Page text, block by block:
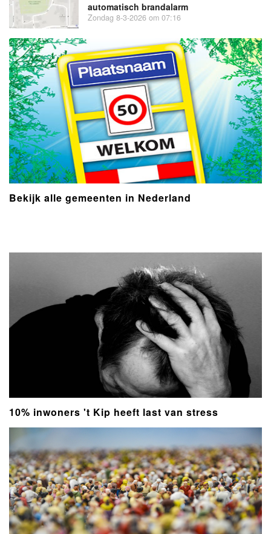
automatisch brandalarm
Zondag 8-3-2026 om 07:16
Bekijk alle gemeenten in Nederland
10% inwoners 't Kip heeft last van stress